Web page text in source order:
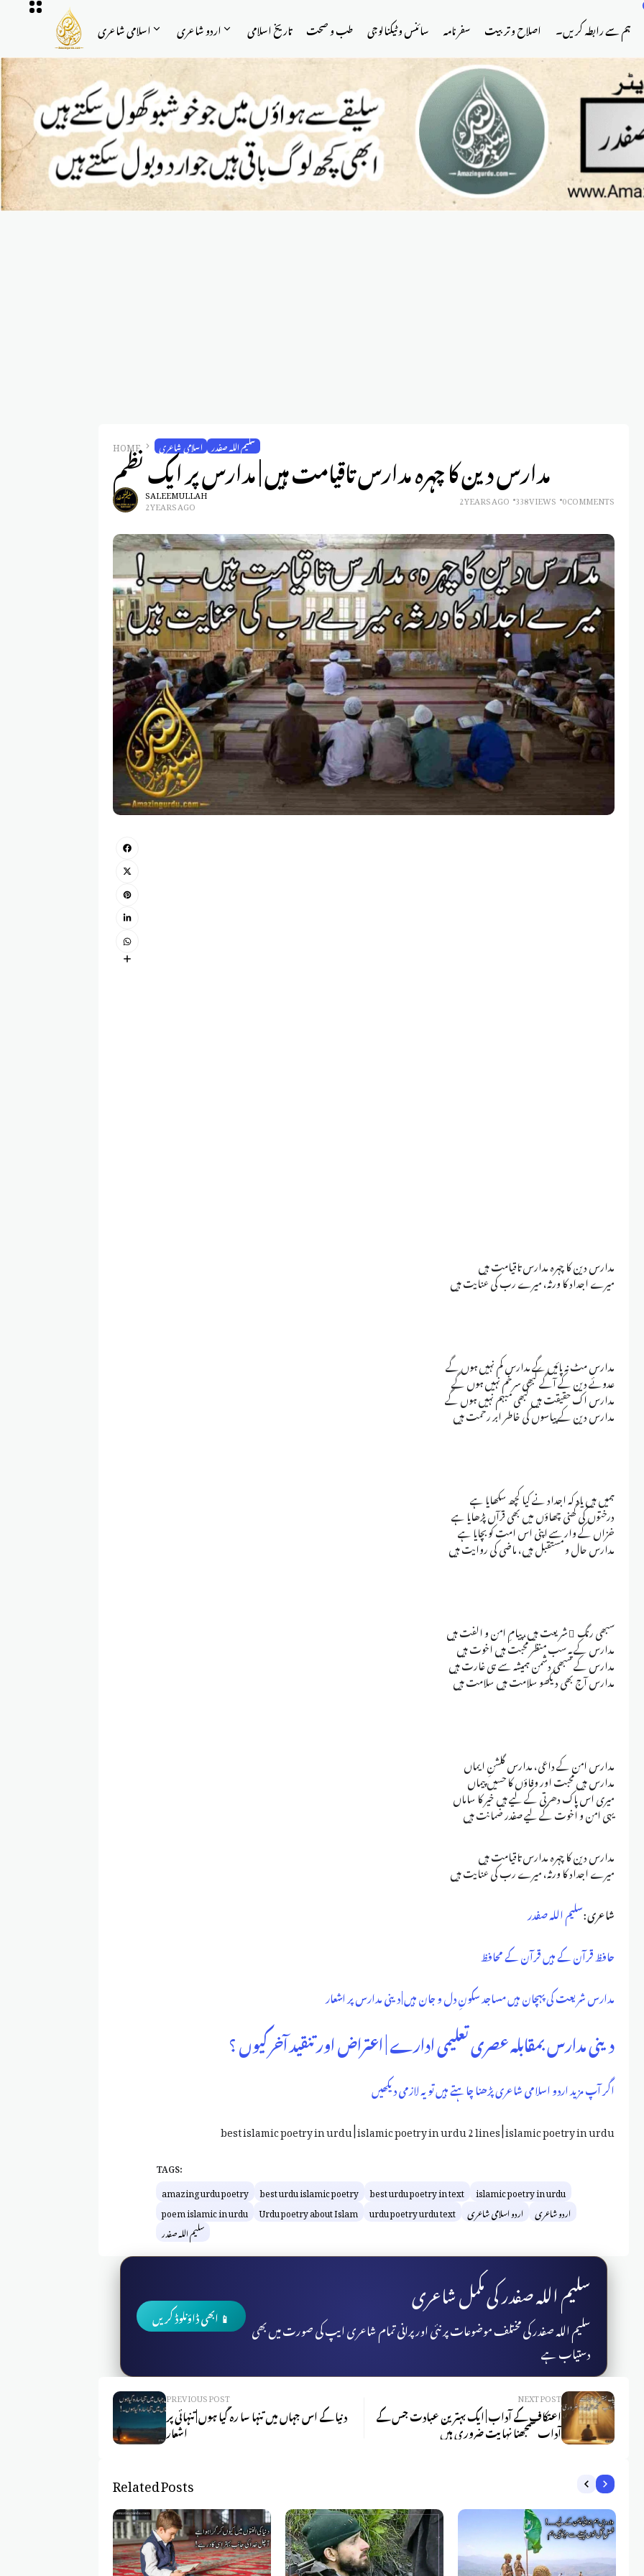
اسلامی شاعری اردو شاعری تاریخ اسلامی طب و صحت سائنس و ٹیکنالوجی سفر نامہ اصلاح و تربیت ہم سے رابطہ کریں۔
HOME اسلامی شاعری سلیم اللہ صفدر
مدارس دین کا چہرہ مدارس تاقیامت ہیں | مدارس پر ایک نظم
SALEEM ULLAH
2 YEARS AGO 2 YEARS AGO 338 VIEWS 0 COMMENTS
مدارس دین کا چہرہ مدارس تاقیامت ہیں
میرے اجداد کا ورثہ، میرے رب کی عنایت ہیں
مدارس مٹ نہ پائیں گے مدارس کم نہیں ہوں گے
عدوئے دین کے آگے کبھی سرخم نہیں ہوں گے
مدارس اک حقیقت ہیں کبھی مبہم نہیں ہوں گے
مدارس دین کے پیاسوں کی خاطر ابر رحمت ہیں
ہمیں ہیں یاد کہ اجداد نے کیا کچھ سکھایا ہے
درختوں کی گھنی چھاؤں میں بھی قرآں پڑھایا ہے
خزاں کے وار سے اپنی اس امت کو بچایا ہے
مدارس حال و مستقبل ہیں، ماضی کی روایت ہیں
سبھی رنگ ِ شریعت ہیں، پیامِ امن و الفت ہیں
مدارس کے یہ سب منظر محبت ہیں اخوت ہیں
مدارس کے سبھی دشمن ہمیشہ سے ہی غارت ہیں
مدارس آج بھی دیکھو سلامت ہیں سلامت ہیں
مدارس امن کے داعی، مدارس گلشنِ ایماں
مدارس ہیں محبت اور وفاؤں کا حسیں پیماں
میری اس پاک دھرتی کے لیے ہیں خیر کا ساماں
یہی امن و اخوت کے لیے صفدر ضمانت ہیں
مدارس دین کا چہرہ مدارس تاقیامت ہیں
میرے اجداد کا ورثہ، میرے رب کی عنایت ہیں
شاعری :سلیم اللہ صفدر
حافظ قرآن کے ہیں قرآن کے محافظ
مدارس شریعت کی پہچان ہیں مساجد سکونِ دل و جان ہیں | دینی مدارس پر اشعار
دینی مدارس بمقابلہ عصری تعلیمی ادارے | اعتراض اور تنقید آخر کیوں ؟
اگر آپ مزید اردو اسلامی شاعری پڑھنا چاہتے ہیں تو یہ لازمی دیکھیں
best islamic poetry in urdu | islamic poetry in urdu 2 lines | islamic poetry in urdu
TAGS:
amazing urdu poetry best urdu islamic poetry best urdu poetry in text islamic poetry in urdu
poem islamic in urdu Urdu poetry about Islam urdu poetry urdu text اردو اسلامی شاعری اردو شاعری
سلیم اللہ صفدر
سلیم اللہ صفدر کی مکمل شاعری
سلیم اللہ صفدر کی مختلف موضوعات پر نئی اور پرانی تمام شاعری ایپ کی صورت میں بھی
دستیاب ہے
📱 ابھی ڈاؤنلوڈ کریں
PREVIOUS POST
دنیا کے اس جہاں میں تنہا سا رہ گیا ہوں | تنہائی پر
اشعار
NEXT POST
اعتکاف کے آداب | ایک بہترین عبادت جس کے
آداب سمجھنا نہایت ضروری ہیں
Related Posts